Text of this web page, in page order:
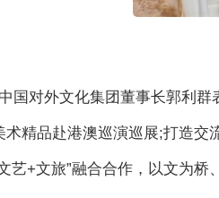
中国对外文化集团董事长郭利
术精品赴港澳巡演巡展;打造交
艺+文旅”融合合作，以文为